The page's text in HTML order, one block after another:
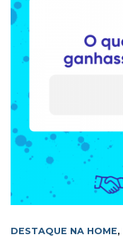
DESTAQUE NA HOME,